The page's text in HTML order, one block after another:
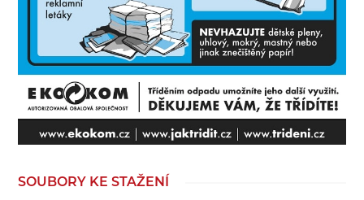
SOUBORY KE STAŽENÍ